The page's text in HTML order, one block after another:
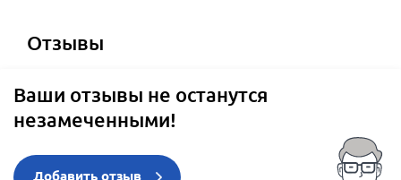
отзывы
Ваши отзывы не останутся
незамеченными!
Добавить отзыв